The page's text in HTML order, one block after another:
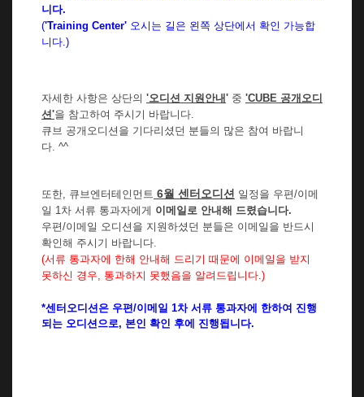
니다.
('Training Center' 오시는 길은 왼쪽 상단에서 확인 가능합
니다.)
자세한 사항은 상단의 '오디션 지원안내' 중 'CUBE 공개오디
션'을 참고하여 주시기 바랍니다.
큐브 공개오디션을 기다리셨던 분들의 많은 참여 바랍니
다. ^^
또한, 큐브엔터테인먼트 6월 센터오디션 일정을 우편/이메
일 1차 서류 통과자에게 이메일로 안내해 드렸습니다.
우편/이메일 오디션을 지원하셨던 분들은 이메일을 반드시
확인해 주시기 바랍니다.
(서류 통과자에 한해 안내해 드리기 때문에 이메일을 받지
못하신 경우, 통과하지 못했음을 알려드립니다.)
*센터오디션은 우편/이메일 1차 서류 통과자에 한하여 진행
되는 오디션으로, 본인 확인 후에 진행됩니다.